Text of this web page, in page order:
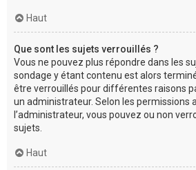
Haut
Que sont les sujets verrouillés ?
Vous ne pouvez plus répondre dans les
sondage y étant contenu est alors
être verrouillés pour différentes raisons
un administrateur. Selon les permissions
l’administrateur, vous pouvez ou non
sujets.
Haut